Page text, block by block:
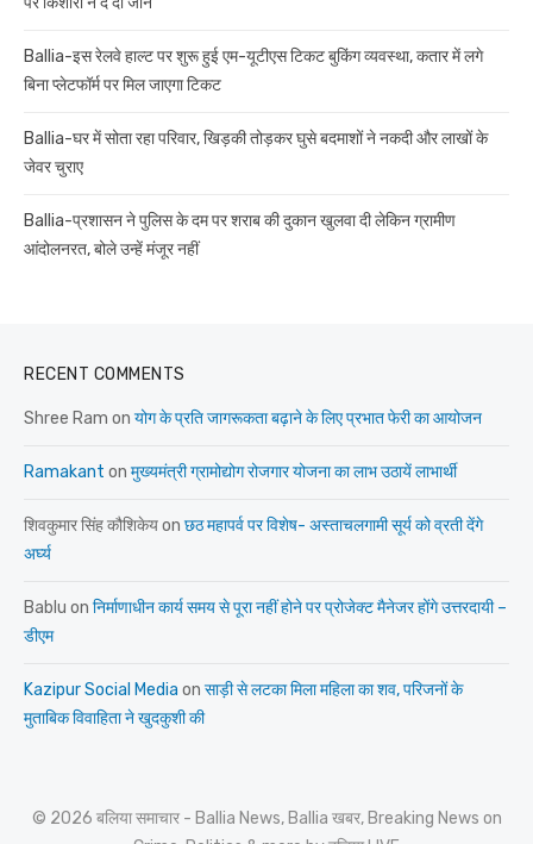
Ballia-इस रेलवे हाल्ट पर शुरू हुई एम-यूटीएस टिकट बुकिंग व्यवस्था, कतार में लगे
बिना प्लेटफॉर्म पर मिल जाएगा टिकट
Ballia-घर में सोता रहा परिवार, खिड़की तोड़कर घुसे बदमाशों ने नकदी और लाखों के
जेवर चुराए
Ballia-प्रशासन ने पुलिस के दम पर शराब की दुकान खुलवा दी लेकिन ग्रामीण
आंदोलनरत, बोले उन्हें मंजूर नहीं
RECENT COMMENTS
Shree Ram on योग के प्रति जागरूकता बढ़ाने के लिए प्रभात फेरी का आयोजन
Ramakant on मुख्यमंत्री ग्रामोद्योग रोजगार योजना का लाभ उठायें लाभार्थी
शिवकुमार सिंह कौशिकेयon छठ महापर्व पर विशेष- अस्ताचलगामी सूर्य को व्रती देंगे
अर्घ्य
Bablu on निर्माणाधीन कार्य समय से पूरा नहीं होने पर प्रोजेक्ट मैनेजर होंगे उत्तरदायी –
डीएम
Kazipur Social Media on साड़ी से लटका मिला महिला का शव, परिजनों के
मुताबिक विवाहिता ने खुदकुशी की
© 2026 बलिया समाचार - Ballia News, Ballia खबर, Breaking News on